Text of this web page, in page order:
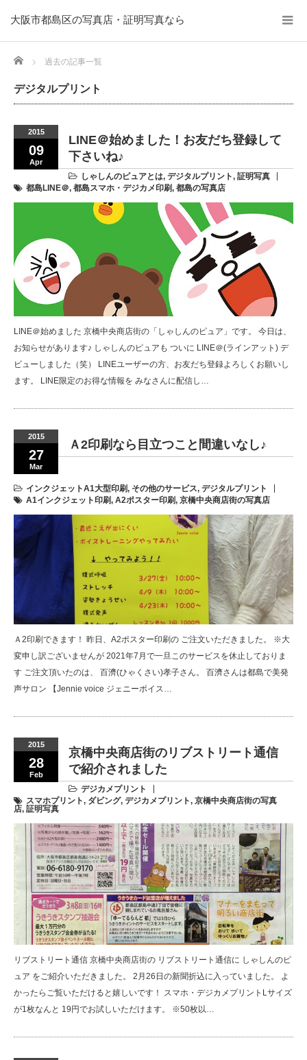
大阪市都島区の写真店・証明写真なら
Home 過去の記事一覧
デジタルプリント
2015
09
Apr
LINE＠始めました！お友だち登録して
下さいね♪
しゃしんのピュアとは, デジタルプリント, 証明写真
都島LINE＠, 都島スマホ・デジカメ印刷, 都島の写真店
LINE＠始めました 京橋中央商店街の「しゃしんのピュア」です。 今日は、
お知らせがあります♪ しゃしんのピュアも ついに LINE＠(ラインアット) デ
ビューしました（笑） LINEユーザーの方、お友だち登録よろしくお願いし
ます。 LINE限定のお得な情報を みなさんに配信し…
2015
27
Mar
Ａ2印刷なら目立つこと間違いなし♪
インクジェットA1大型印刷, その他のサービス, デジタルプリント
A1インクジェット印刷, A2ポスター印刷, 京橋中央商店街の写真店
Ａ2印刷できます！ 昨日、A2ポスター印刷の ご注文いただきました。 ※大
変申し訳ございませんが 2021年7月で一旦このサービスを休止しておりま
す ご注文頂いたのは、 百濟(ひゃくさい)孝子さん。 百濟さんは都島で美発
声サロン 【Jennie voice ジェニーボイス…
2015
28
Feb
京橋中央商店街のリブストリート通信
で紹介されました
デジカメプリント
スマホプリント, ダビング, デジカメプリント, 京橋中央商店街の写真
店, 証明写真
リブストリート通信 京橋中央商店街の リブストリート通信に しゃしんのピ
ュア をご紹介いただきました。 2月26日の新聞折込に入っていました。 よ
かったらご覧いただけると嬉しいです！ スマホ・デジカメプリントLサイズ
が1枚なんと 19円でお試しいただけます。 ※50枚以…